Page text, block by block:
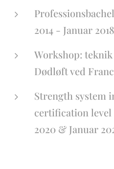
2014 - Januar 2018
Workshop:
Dødløft ved
Strength system
certification level
2020 & Januar